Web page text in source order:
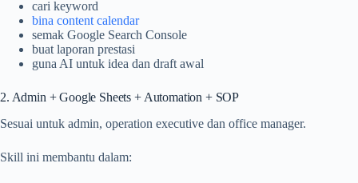
cari keyword
bina content calendar
semak Google Search Console
buat laporan prestasi
guna AI untuk idea dan draft awal
2. Admin + Google Sheets + Automation + SOP
Sesuai untuk admin, operation executive dan office manager.
Skill ini membantu dalam: